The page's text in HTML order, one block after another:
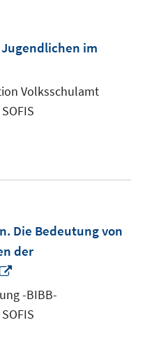
im
Volksschulamt
Die Bedeutung von
der
Fenster
öffnen
-BIBB-